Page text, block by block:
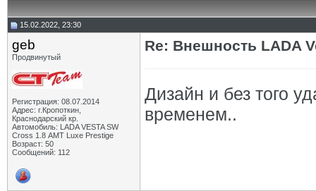
15.02.2022, 23:30
geb
Продвинутый
Регистрация: 08.07.2014
Адрес: г.Кропоткин,
Краснодарский кр.
Автомобиль: LADA VESTA SW
Cross 1.8 АМТ Luxe Prestige
Возраст: 50
Сообщений: 112
Re: Внешность LADA
Дизайн и без того
временем..